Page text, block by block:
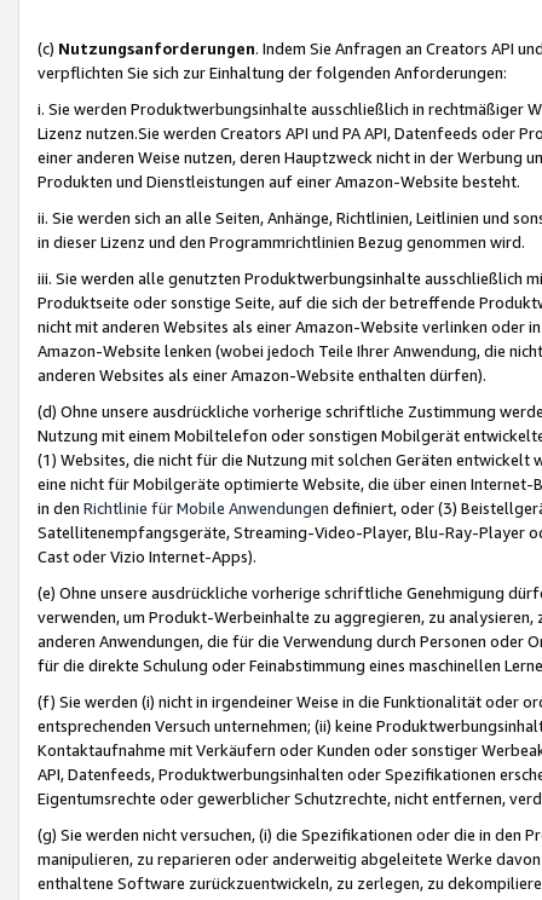
(c) Nutzungsanforderungen. Indem Sie Anfragen an Creators API
verpflichten Sie sich zur Einhaltung der folgenden Anforderungen:
i. Sie werden Produktwerbungsinhalte ausschließlich in rechtmäßiger
Lizenz nutzen.Sie werden Creators API und PA API, Datenfeeds oder
einer anderen Weise nutzen, deren Hauptzweck nicht in der Werbung
Produkten und Dienstleistungen auf einer Amazon-Website besteht.
ii. Sie werden sich an alle Seiten, Anhänge, Richtlinien, Leitlinien und
in dieser Lizenz und den Programmrichtlinien Bezug genommen wird.
iii. Sie werden alle genutzten Produktwerbungsinhalte ausschließlich
Produktseite oder sonstige Seite, auf die sich der betreffende
nicht mit anderen Websites als einer Amazon-Website verlinken oder
Amazon-Website lenken (wobei jedoch Teile Ihrer Anwendung, die
anderen Websites als einer Amazon-Website enthalten dürfen).
(d) Ohne unsere ausdrückliche vorherige schriftliche Zustimmung
Nutzung mit einem Mobiltelefon oder sonstigen Mobilgerät
(1) Websites, die nicht für die Nutzung mit solchen Geräten
eine nicht für Mobilgeräte optimierte Website, die über einen
in den Richtlinie für Mobile Anwendungen definiert, oder (3)
Satellitenempfangsgeräte, Streaming-Video-Player, Blu-Ray-Player
Cast oder Vizio Internet-Apps).
(e) Ohne unsere ausdrückliche vorherige schriftliche Genehmigung
verwenden, um Produkt-Werbeinhalte zu aggregieren, zu
anderen Anwendungen, die für die Verwendung durch Personen
für die direkte Schulung oder Feinabstimmung eines maschinellen
(f) Sie werden (i) nicht in irgendeiner Weise in die Funktionalität oder
entsprechenden Versuch unternehmen; (ii) keine
Kontaktaufnahme mit Verkäufern oder Kunden oder sonstiger
API, Datenfeeds, Produktwerbungsinhalten oder Spezifikationen
Eigentumsrechte oder gewerblicher Schutzrechte, nicht entfernen,
(g) Sie werden nicht versuchen, (i) die Spezifikationen oder die in
manipulieren, zu reparieren oder anderweitig abgeleitete Werke
enthaltene Software zurückzuentwickeln, zu zerlegen, zu